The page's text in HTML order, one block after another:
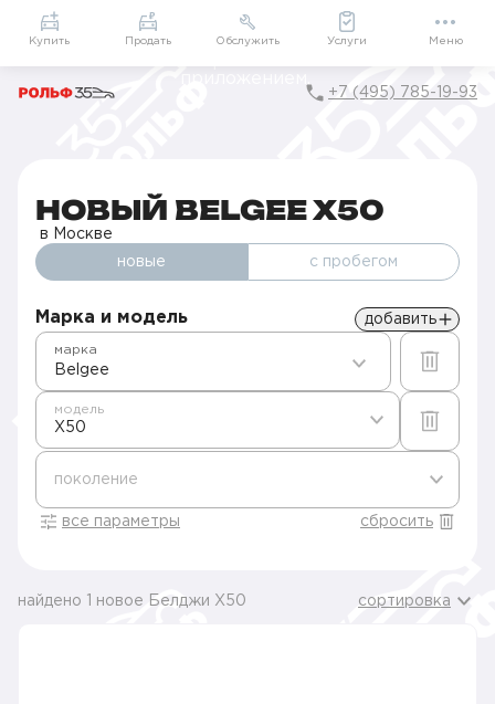
Приложение
Мой РОЛЬФ
Подарки внутри
+7 (495) 785-19-93
НОВЫЙ BELGEE X50
в Москве
новые с пробегом
Марка и модель добавить
Belgee
марка
X50
модель
поколение
все параметры сбросить
найдено 1 новое Белджи X50 сортировка
Купить Продать Обслужить Услуги Меню